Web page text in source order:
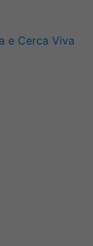
e Cerca Viva